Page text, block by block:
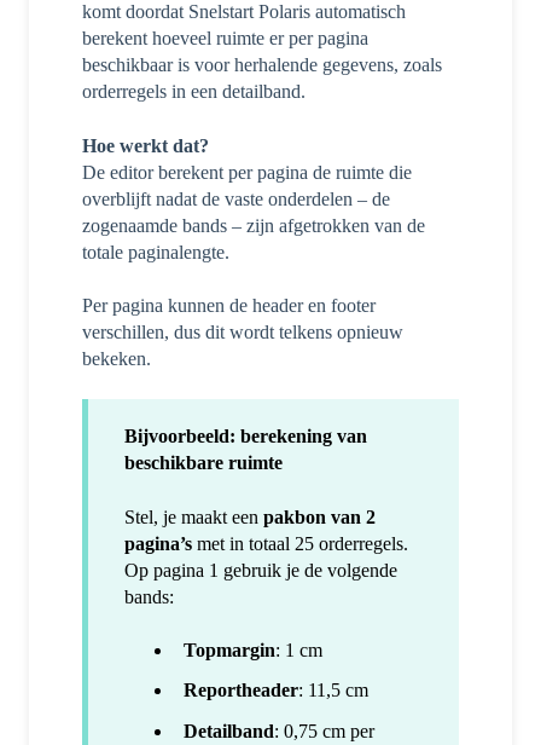
komt doordat Snelstart Polaris automatisch
berekent hoeveel ruimte er per pagina
beschikbaar is voor herhalende gegevens, zoals
orderregels in een detailband.
Hoe werkt dat?
De editor berekent per pagina de ruimte die
overblijft nadat de vaste onderdelen – de
zogenaamde bands – zijn afgetrokken van de
totale paginalengte.
Per pagina kunnen de header en footer
verschillen, dus dit wordt telkens opnieuw
bekeken.
Bijvoorbeeld: berekening van
beschikbare ruimte
Stel, je maakt een pakbon van 2
pagina’s met in totaal 25 orderregels.
Op pagina 1 gebruik je de volgende
bands:
Topmargin: 1 cm
Reportheader: 11,5 cm
Detailband: 0,75 cm per